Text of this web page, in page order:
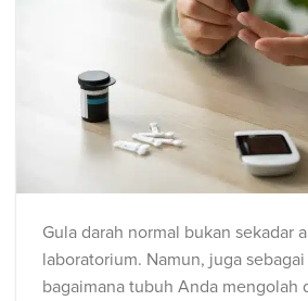
Gula darah normal bukan sekadar
laboratorium. Namun, juga
bagaimana tubuh Anda mengolah